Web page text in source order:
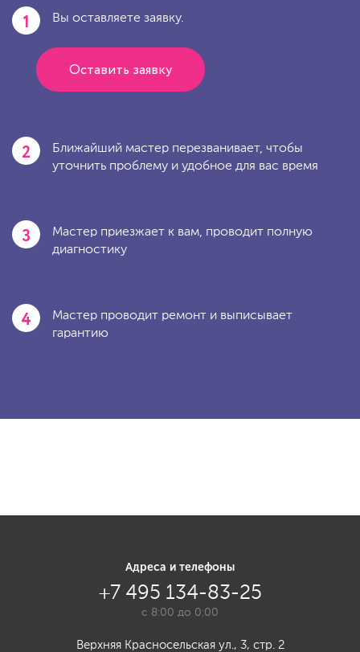
1 Вы оставляете заявку.
Оставить заявку
2
Ближайший мастер перезванивает, чтобы
уточнить проблему и удобное для вас время
3
Мастер приезжает к вам, проводит полную
диагностику
4
Мастер проводит ремонт и выписывает
гарантию
Адреса и телефоны
+7 495 134-83-25
с 8:00 до 0:00
Верхняя Красносельская ул., 3, стр. 2